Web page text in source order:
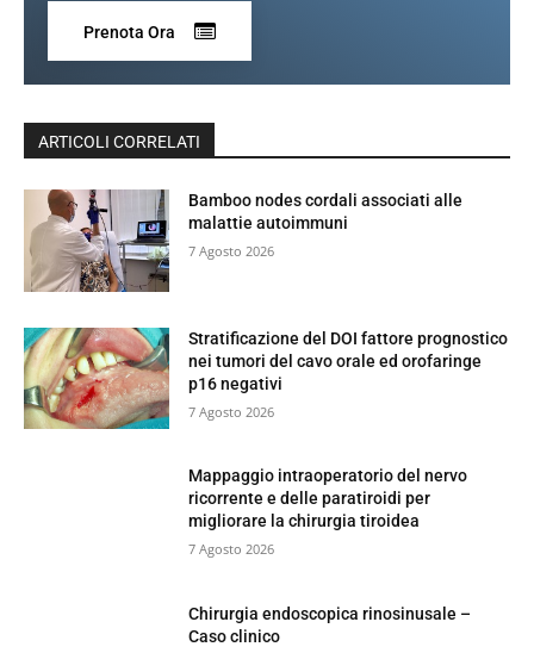
Prenota Ora
ARTICOLI CORRELATI
Bamboo nodes cordali associati alle
malattie autoimmuni
7 Agosto 2026
Stratificazione del DOI fattore prognostico
nei tumori del cavo orale ed orofaringe
p16 negativi
7 Agosto 2026
Mappaggio intraoperatorio del nervo
ricorrente e delle paratiroidi per
migliorare la chirurgia tiroidea
7 Agosto 2026
Chirurgia endoscopica rinosinusale –
Caso clinico